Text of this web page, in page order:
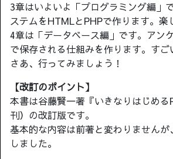
3章はいよいよ「プログラミング編」
ステムをHTMLとPHPで作ります。楽
4章は「データベース編」です。アン
で保存される仕組みを作ります。すご
さあ、行ってみましょう！
【改訂のポイント】
本書は谷藤賢一著『いきなりはじめる
刊）の改訂版です。
基本的な内容は前著と変わりません
しました。